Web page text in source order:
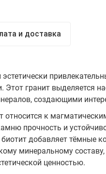
и доставка
гранит выделяется
создающими
относится к
прочность и
добавляет тёмные
минеральному
ценностью.